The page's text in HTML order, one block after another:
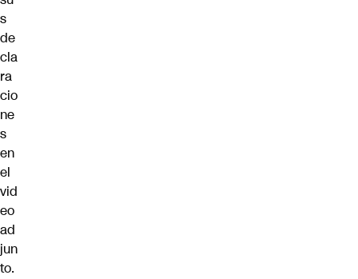
s
de
cla
ra
cio
ne
s
en
el
vid
eo
ad
jun
to.